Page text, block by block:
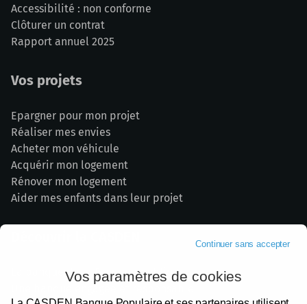
Accessibilité : non conforme
Clôturer un contrat
Rapport annuel 2025
Vos projets
Epargner pour mon projet
Réaliser mes envies
Acheter mon véhicule
Acquérir mon logement
Rénover mon logement
Aider mes enfants dans leur projet
La banque de la Fonction publique
Continuer sans accepter
Vos paramètres de cookies